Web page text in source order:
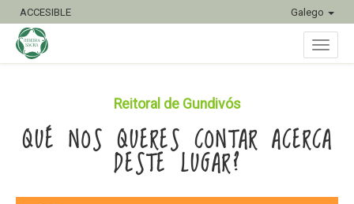
ACCESIBLE Galego
Reitoral de Gundivós
QUÉ NOS QUERES CONTAR ACERCA
DESTE LUGAR?